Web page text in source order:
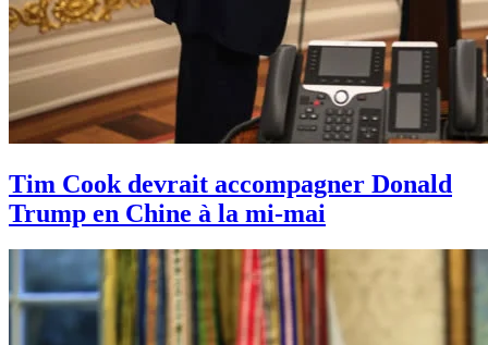
Tim Cook devrait accompagner Donald
Trump en Chine à la mi-mai